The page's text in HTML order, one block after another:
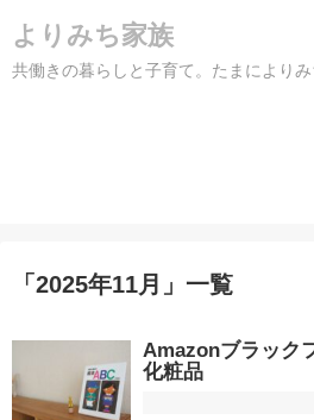
よりみち家族
共働きの暮らしと子育て。たまによりみ
「 2025年11月 」 一覧
Amazonブラック
化粧品